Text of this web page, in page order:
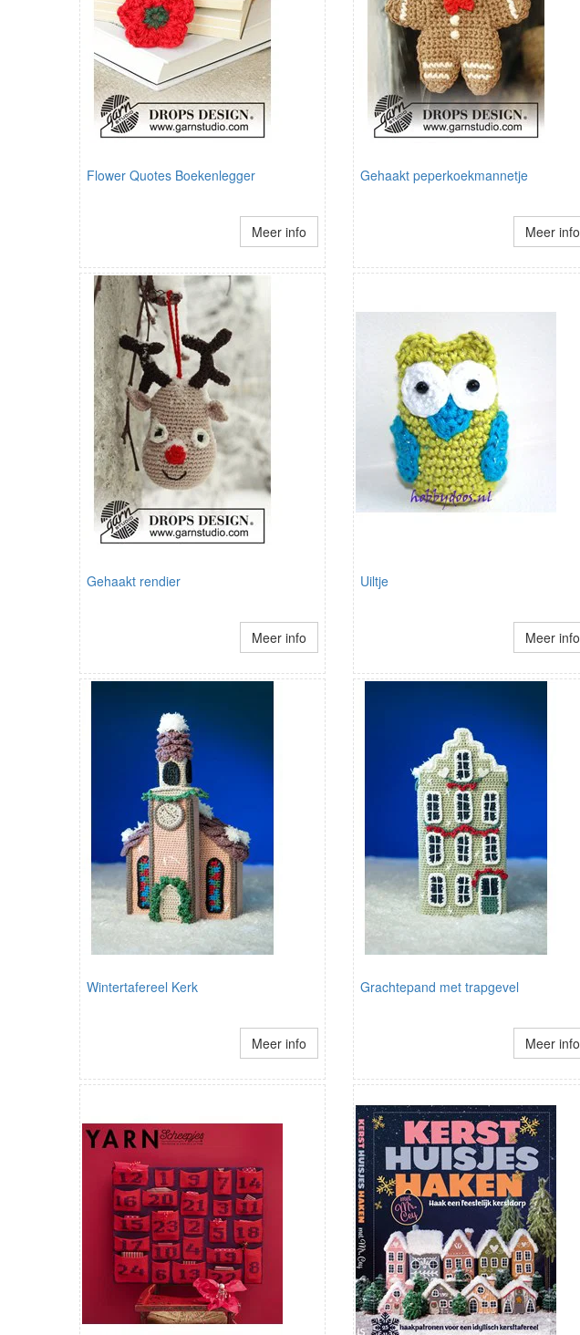
Flower Quotes Boekenlegger
Meer info
Gehaakt peperkoekmannetje
Meer info
Gehaakt rendier
Meer info
Uiltje
Meer info
Wintertafereel Kerk
Meer info
Grachtepand met trapgevel
Meer info